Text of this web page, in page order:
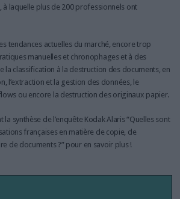
à laquelle plus de 200 professionnels ont
tendances actuelles du marché, encore trop
manuelles et chronophages et à des
la classification à la destruction des documents, en
l’extraction et la gestion des données, le
ou encore la destruction des originaux papier.
synthèse de l’enquête Kodak Alaris “Quelles sont
françaises en matière de copie, de
de documents ?” pour en savoir plus !